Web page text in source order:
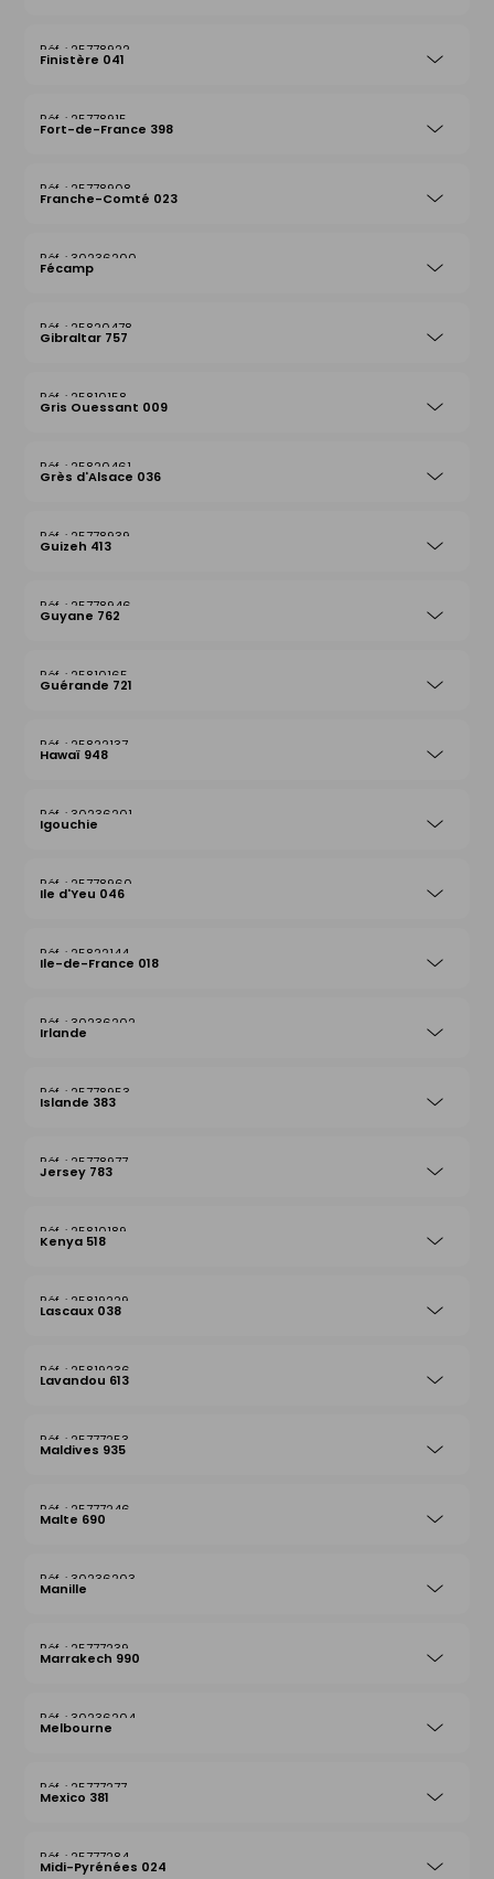
25778922
Finistère 041
25778915
Fort-de-France 398
25778908
Franche-Comté 023
30236200
Fécamp
25820478
Gibraltar 757
25810158
Gris Ouessant 009
25820461
Grès d'Alsace 036
25778939
Guizeh 413
25778946
Guyane 762
25810165
Guérande 721
25822137
Hawaï 948
30236201
Igouchie
25778960
Ile d'Yeu 046
25822144
Ile-de-France 018
30236202
Irlande
25778953
Islande 383
25778977
Jersey 783
25810189
Kenya 518
25819229
Lascaux 038
25819236
Lavandou 613
25777253
Maldives 935
25777246
Malte 690
30236203
Manille
25777239
Marrakech 990
30236204
Melbourne
25777277
Mexico 381
25777284
Midi-Pyrénées 024